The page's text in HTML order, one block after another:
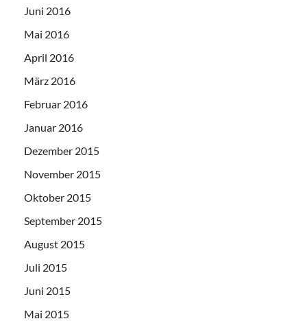
Juni 2016
Mai 2016
April 2016
März 2016
Februar 2016
Januar 2016
Dezember 2015
November 2015
Oktober 2015
September 2015
August 2015
Juli 2015
Juni 2015
Mai 2015